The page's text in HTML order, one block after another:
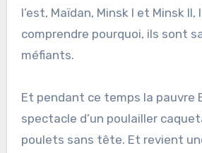
l’est, Maïdan, Minsk I et Minsk
comprendre pourquoi, ils sont
méfiants.
Et pendant ce temps la pauvre
spectacle d’un poulailler
poulets sans tête. Et revient